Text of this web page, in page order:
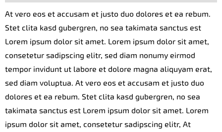
At vero eos et accusam et justo duo dolores et ea rebum.
Stet clita kasd gubergren, no sea takimata sanctus est
Lorem ipsum dolor sit amet. Lorem ipsum dolor sit amet,
consetetur sadipscing elitr, sed diam nonumy eirmod
tempor invidunt ut labore et dolore magna aliquyam erat,
sed diam voluptua. At vero eos et accusam et justo duo
dolores et ea rebum. Stet clita kasd gubergren, no sea
takimata sanctus est Lorem ipsum dolor sit amet. Lorem
ipsum dolor sit amet, consetetur sadipscing elitr, At